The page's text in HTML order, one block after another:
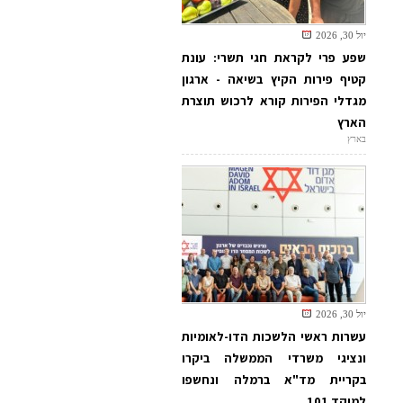
יול 30, 2026
שפע פרי לקראת חגי תשרי: עונת
קטיף פירות הקיץ בשיאה - ארגון
מגדלי הפירות קורא לרכוש תוצרת
הארץ
בארץ
יול 30, 2026
עשרות ראשי הלשכות הדו-לאומיות
ונציגי משרדי הממשלה ביקרו
בקריית מד"א ברמלה ונחשפו